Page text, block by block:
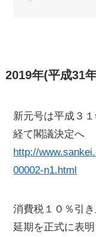
2019年(平成31
新元号は平成３
経て閣議決定へ
http://
00002-n1.html
消費税１０％引
延期を正式に表